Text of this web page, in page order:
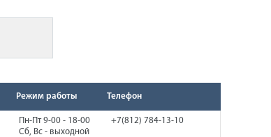
Режим работы Телефон
Пн-Пт 9-00 - 18-00
Сб, Вс - выходной
+7(812) 784-13-10